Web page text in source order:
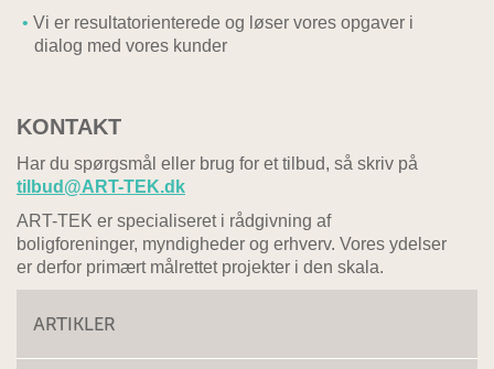
Vi er resultatorienterede og løser vores opgaver i
dialog med vores kunder
KONTAKT
Har du spørgsmål eller brug for et tilbud, så skriv på
tilbud@ART-TEK.dk
ART-TEK er specialiseret i rådgivning af
boligforeninger, myndigheder og erhverv. Vores ydelser
er derfor primært målrettet projekter i den skala.
ARTIKLER